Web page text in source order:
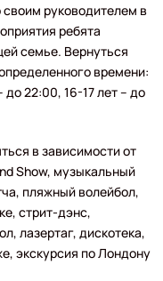
своим руководителем в
ребята
семье. Вернуться
времени:
до 22:00, 16-17 лет – до
в зависимости от
Show, музыкальный
пляжный волейбол,
стрит-дэнс,
лазертаг, дискотека,
экскурсия по Лондону